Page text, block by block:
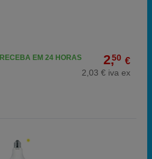
2,50 €
2,03 € iva ex
RECEBA EM 24 HORAS